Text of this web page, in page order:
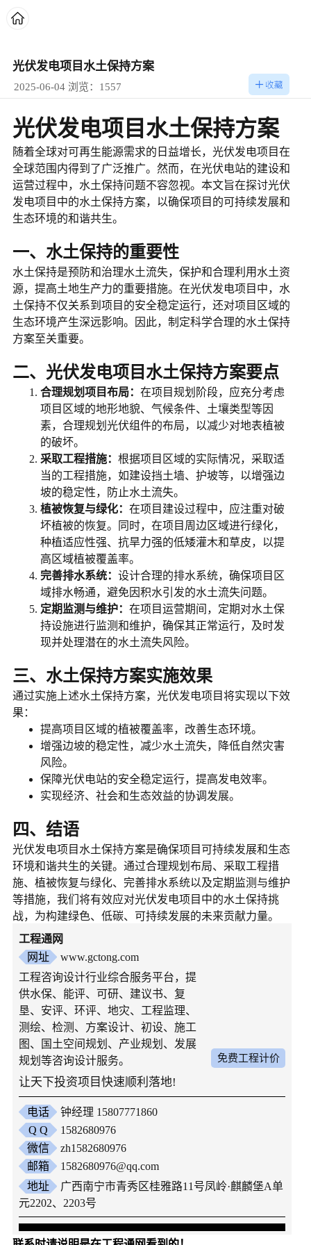
光伏发电项目水土保持方案
2025-06-04 浏览：1557
光伏发电项目水土保持方案
随着全球对可再生能源需求的日益增长，光伏发电项目在
全球范围内得到了广泛推广。然而，在光伏电站的建设和
运营过程中，水土保持问题不容忽视。本文旨在探讨光伏
发电项目中的水土保持方案，以确保项目的可持续发展和
生态环境的和谐共生。
一、水土保持的重要性
水土保持是预防和治理水土流失，保护和合理利用水土资
源，提高土地生产力的重要措施。在光伏发电项目中，水
土保持不仅关系到项目的安全稳定运行，还对项目区域的
生态环境产生深远影响。因此，制定科学合理的水土保持
方案至关重要。
二、光伏发电项目水土保持方案要点
合理规划项目布局： 在项目规划阶段，应充分考虑
项目区域的地形地貌、气候条件、土壤类型等因
素，合理规划光伏组件的布局，以减少对地表植被
的破坏。
采取工程措施： 根据项目区域的实际情况，采取适
当的工程措施，如建设挡土墙、护坡等，以增强边
坡的稳定性，防止水土流失。
植被恢复与绿化： 在项目建设过程中，应注重对破
坏植被的恢复。同时，在项目周边区域进行绿化，
种植适应性强、抗旱力强的低矮灌木和草皮，以提
高区域植被覆盖率。
完善排水系统： 设计合理的排水系统，确保项目区
域排水畅通，避免因积水引发的水土流失问题。
定期监测与维护： 在项目运营期间，定期对水土保
持设施进行监测和维护，确保其正常运行，及时发
现并处理潜在的水土流失风险。
三、水土保持方案实施效果
通过实施上述水土保持方案，光伏发电项目将实现以下效
果：
提高项目区域的植被覆盖率，改善生态环境。
增强边坡的稳定性，减少水土流失，降低自然灾害
风险。
保障光伏电站的安全稳定运行，提高发电效率。
实现经济、社会和生态效益的协调发展。
四、结语
光伏发电项目水土保持方案是确保项目可持续发展和生态
环境和谐共生的关键。通过合理规划布局、采取工程措
施、植被恢复与绿化、完善排水系统以及定期监测与维护
等措施，我们将有效应对光伏发电项目中的水土保持挑
战，为构建绿色、低碳、可持续发展的未来贡献力量。
工程通网
网址
www.gctong.com
免费工程计价
工程咨询设计行业综合服务平台，提
供水保、能评、可研、建议书、复
垦、安评、环评、地灾、工程监理、
测绘、检测、方案设计、初设、施工
图、国土空间规划、产业规划、发展
规划等咨询设计服务。
让天下投资项目快速顺利落地!
电话
钟经理 15807771860
Q Q
1582680976
微信
zh1582680976
邮箱
1582680976@qq.com
地址
广西南宁市青秀区桂雅路11号凤岭·麒麟堡A单
元2202、2203号